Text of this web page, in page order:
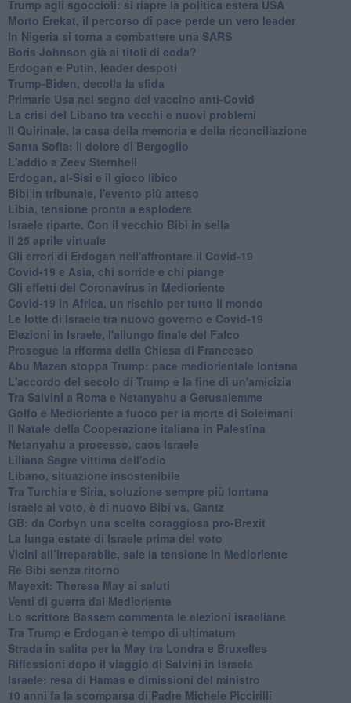
Trump agli sgoccioli: si riapre la politica estera USA
Morto Erekat, il percorso di pace perde un vero leader
In Nigeria si torna a combattere una SARS
Boris Johnson già ai titoli di coda?
Erdogan e Putin, leader despoti
Trump-Biden, decolla la sfida
Primarie Usa nel segno del vaccino anti-Covid
La crisi del Libano tra vecchi e nuovi problemi
Il Quirinale, la casa della memoria e della riconciliazione
Santa Sofia: il dolore di Bergoglio
L'addio a ​Zeev Sternhell
Erdogan, al-Sisi e il gioco libico
Bibi in tribunale, l'evento più atteso
Libia, tensione pronta a esplodere
Israele riparte. Con il vecchio Bibi in sella
Il 25 aprile virtuale
Gli errori di Erdogan nell'affrontare il Covid-19
Covid-19 e Asia, chi sorride e chi piange
Gli effetti del Coronavirus in Medioriente
Covid-19 in Africa, un rischio per tutto il mondo
Le lotte di Israele tra nuovo governo e Covid-19
Elezioni in Israele, l'allungo finale del Falco
Prosegue la riforma della Chiesa di Francesco
Abu Mazen stoppa Trump: pace mediorientale lontana
L'accordo del secolo di Trump e la fine di un'amicizia
Tra Salvini a Roma e Netanyahu a Gerusalemme
Golfo e Medioriente a fuoco per la morte di Soleimani
Il Natale della Cooperazione italiana in Palestina
Netanyahu a processo, caos Israele
Liliana Segre vittima dell'odio
Libano, situazione insostenibile
Tra Turchia e Siria, soluzione sempre più lontana
Israele al voto, è di nuovo Bibi vs. Gantz
GB: da Corbyn una scelta coraggiosa pro-Brexit
La lunga estate di Israele prima del voto
Vicini all’irreparabile, sale la tensione in Medioriente
Re Bibi senza ritorno
Mayexit: Theresa May ai saluti
Venti di guerra dal Medioriente
Lo scrittore Bassem commenta le elezioni israeliane
Tra Trump e Erdogan è tempo di ultimatum
Strada in salita per la May tra Londra e Bruxelles
Riflessioni dopo il viaggio di Salvini in Israele
Israele: resa di Hamas e dimissioni del ministro
10 anni fa la scomparsa di Padre Michele Piccirilli